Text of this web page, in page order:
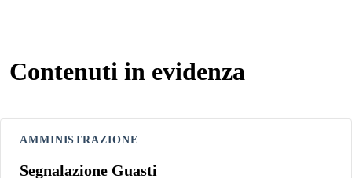
Contenuti in evidenza
AMMINISTRAZIONE
Segnalazione Guasti